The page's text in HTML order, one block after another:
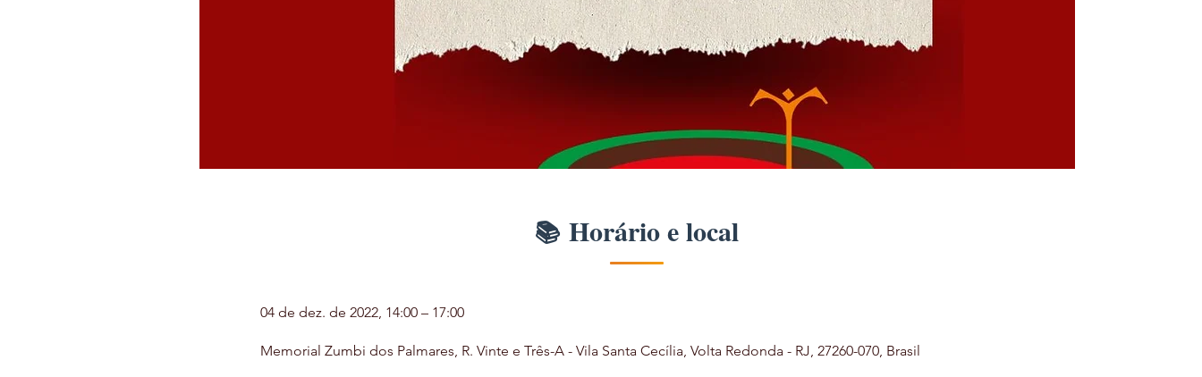
Horário e local
04 de dez. de 2022, 14:00 – 17:00
Memorial Zumbi dos Palmares, R. Vinte e Três-A - Vila Santa Cecília, Volta Redonda - RJ, 27260-070, Brasil